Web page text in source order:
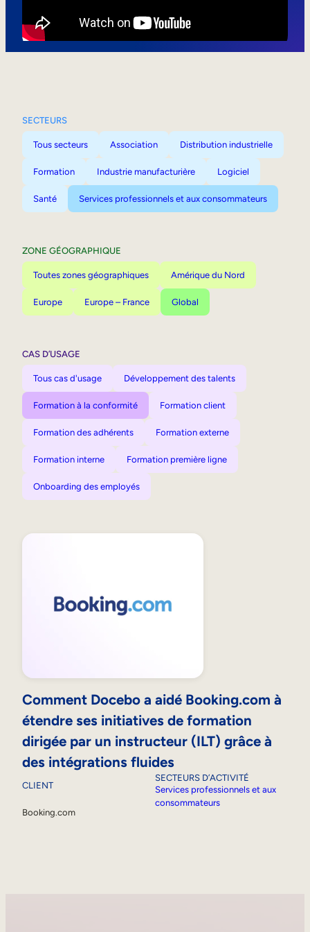
SECTEURS
Tous secteurs Association Distribution industrielle
Formation Industrie manufacturière Logiciel
Santé Services professionnels et aux consommateurs
ZONE GÉOGRAPHIQUE
Toutes zones géographiques Amérique du Nord
Europe Europe – France Global
CAS D’USAGE
Tous cas d'usage Développement des talents
Formation à la conformité Formation client
Formation des adhérents Formation externe
Formation interne Formation première ligne
Onboarding des employés
Comment Docebo a aidé Booking.com à
étendre ses initiatives de formation
dirigée par un instructeur (ILT) grâce à
des intégrations fluides
CLIENT
Booking.com
SECTEURS D’ACTIVITÉ
Services professionnels et aux
consommateurs